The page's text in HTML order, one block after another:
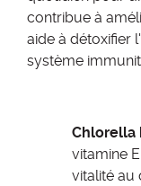
contribue à
aide à détoxifier
système
Chlorella
vitamine
vitalité au